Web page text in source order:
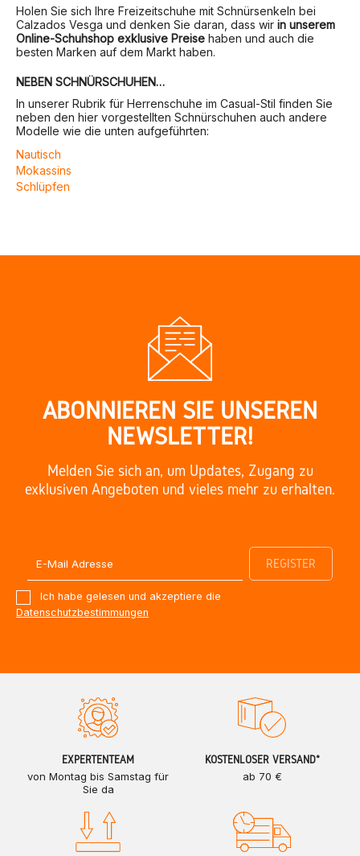
Holen Sie sich Ihre Freizeitschuhe mit Schnürsenkeln bei
Calzados Vesga und denken Sie daran, dass wir in unserem
Online-Schuhshop exklusive Preise haben und auch die
besten Marken auf dem Markt haben.
NEBEN SCHNÜRSCHUHEN…
In unserer Rubrik für Herrenschuhe im Casual-Stil finden Sie
neben den hier vorgestellten Schnürschuhen auch andere
Modelle wie die unten aufgeführten:
Nautisch
Mokassins
Schlüpfen
ABONNIEREN SIE UNSEREN
NEWSLETTER!
Melden Sie sich an, um Updates, Zugang zu
exklusiven Angeboten und vieles mehr zu erhalten.
Ich habe gelesen und akzeptiere die
Datenschutzbestimmungen
EXPERTENTEAM
von Montag bis Samstag für
Sie da
KOSTENLOSER VERSAND*
ab 70 €